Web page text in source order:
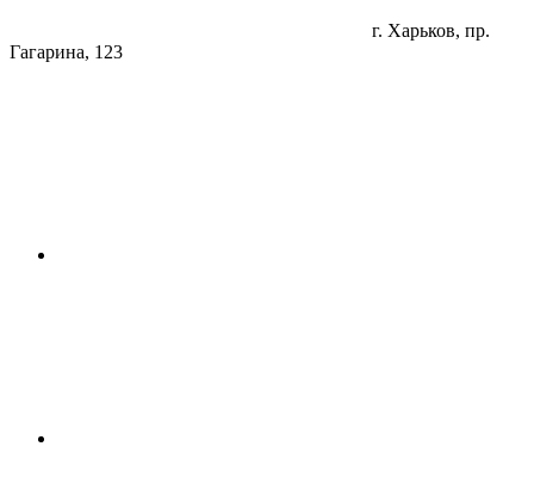
г. Харьков, пр.
Гагарина, 123